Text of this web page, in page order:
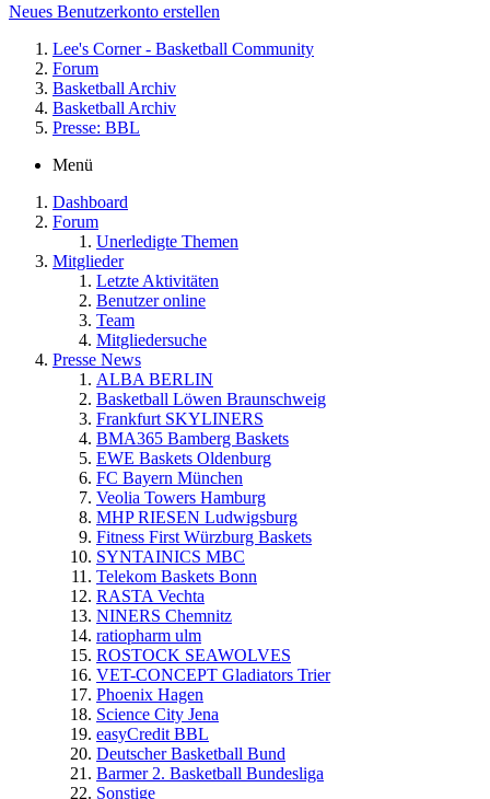
Neues Benutzerkonto erstellen
Lee's Corner - Basketball Community
Forum
Basketball Archiv
Basketball Archiv
Presse: BBL
Menü
Dashboard
Forum
Unerledigte Themen
Mitglieder
Letzte Aktivitäten
Benutzer online
Team
Mitgliedersuche
Presse News
ALBA BERLIN
Basketball Löwen Braunschweig
Frankfurt SKYLINERS
BMA365 Bamberg Baskets
EWE Baskets Oldenburg
FC Bayern München
Veolia Towers Hamburg
MHP RIESEN Ludwigsburg
Fitness First Würzburg Baskets
SYNTAINICS MBC
Telekom Baskets Bonn
RASTA Vechta
NINERS Chemnitz
ratiopharm ulm
ROSTOCK SEAWOLVES
VET-CONCEPT Gladiators Trier
Phoenix Hagen
Science City Jena
easyCredit BBL
Deutscher Basketball Bund
Barmer 2. Basketball Bundesliga
Sonstige